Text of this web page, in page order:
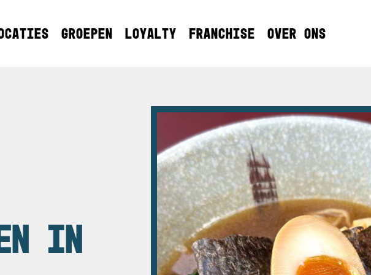
GROEPEN LOYALTY FRANCHISE OVER ONS
IN